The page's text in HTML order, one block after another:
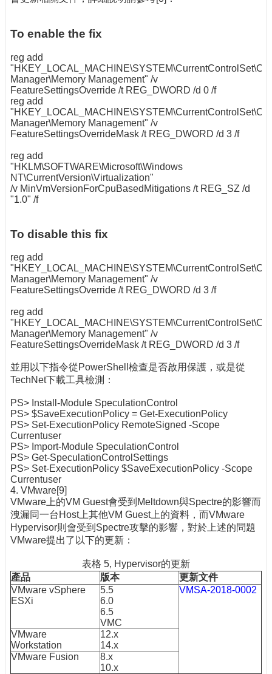
To enable the fix
reg add
Manager\Memory Management" /v
FeatureSettingsOverride /t REG_DWORD /d 0 /f
reg add
Manager\Memory Management" /v
FeatureSettingsOverrideMask /t REG_DWORD /d 3 /f
reg add
"HKLM\SOFTWARE\Microsoft\Windows
NT\CurrentVersion\Virtualization"
/v MinVmVersionForCpuBasedMitigations /t REG_SZ /d
"1.0" /f
To disable this fix
reg add
Manager\Memory Management" /v
FeatureSettingsOverride /t REG_DWORD /d 3 /f
reg add
Manager\Memory Management" /v
FeatureSettingsOverrideMask /t REG_DWORD /d 3 /f
並用以下指令從PowerShell檢查是否啟用保護，或是從
TechNet下載工具檢測：
PS> Install-Module SpeculationControl
PS> $SaveExecutionPolicy = Get-ExecutionPolicy
PS> Set-ExecutionPolicy RemoteSigned -Scope
Currentuser
PS> Import-Module SpeculationControl
PS> Get-SpeculationControlSettings
PS> Set-ExecutionPolicy $SaveExecutionPolicy -Scope
Currentuser
4. VMware[9]
VMware上的VM Guest會受到Meltdown與Spectre的影響而
洩漏同一台Host上其他VM Guest上的資料，而VMware
Hypervisor則會受到Spectre攻擊的影響，對於上述的問題
VMware提出了以下的更新：
表格 5, Hypervisor的更新
產品
版本
更新文件
VMware vSphere
ESXi
5.5
6.0
6.5
VMC
VMSA-2018-0002
VMware
Workstation
12.x
14.x
VMware Fusion
8.x
10.x